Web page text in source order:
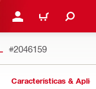
ENTRAR OU REGISTAR
CARRINHO
#2046159
Características &